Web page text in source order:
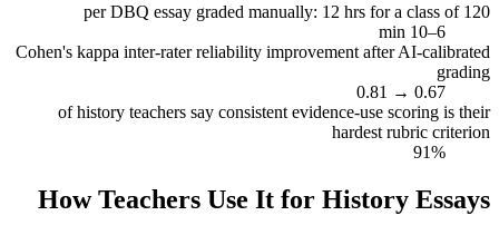
per DBQ essay graded manually: 12 hrs for a class of 120
6–10 min
Cohen's kappa inter-rater reliability improvement after AI-calibrated
grading
0.67 → 0.81
of history teachers say consistent evidence-use scoring is their
hardest rubric criterion
91%
How Teachers Use It for History Essays